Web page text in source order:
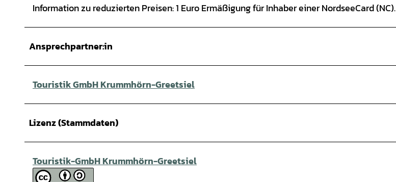
Information zu reduzierten Preisen: 1 Euro Ermäßigung für Inhaber einer NordseeCard (NC).
Ansprechpartner:in
Touristik GmbH Krummhörn-Greetsiel
Lizenz (Stammdaten)
Touristik-GmbH Krummhörn-Greetsiel